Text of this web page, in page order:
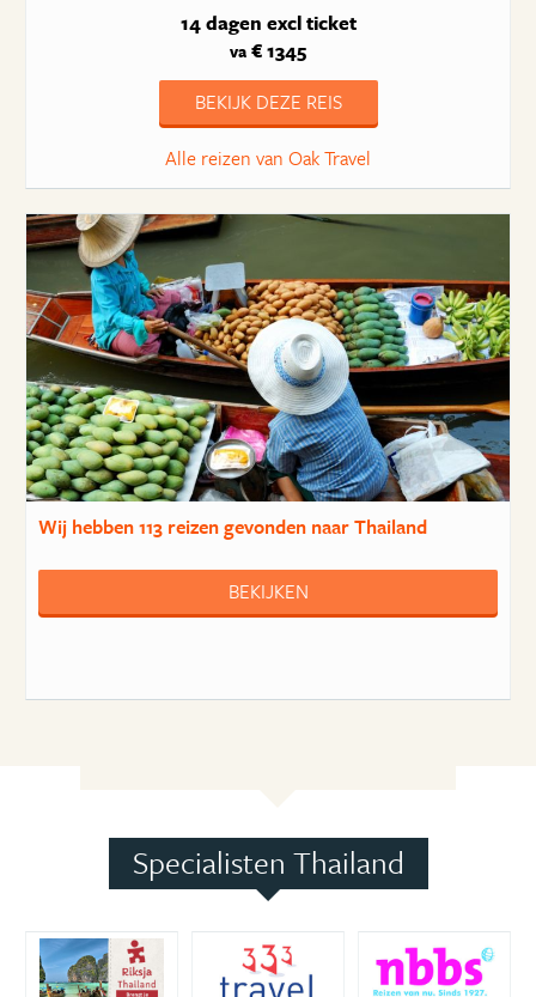
14 dagen excl ticket
va € 1345
BEKIJK DEZE REIS
Alle reizen van Oak Travel
Wij hebben113 reizengevonden naar Thailand
BEKIJKEN
Specialisten Thailand